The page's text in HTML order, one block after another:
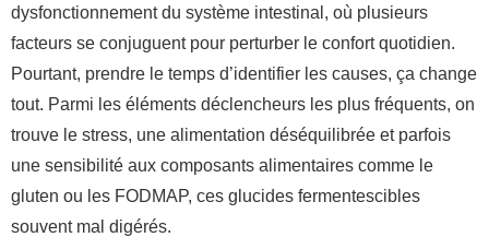
dysfonctionnement du système intestinal, où plusieurs
facteurs se conjuguent pour perturber le confort quotidien.
Pourtant, prendre le temps d’identifier les causes, ça change
tout. Parmi les éléments déclencheurs les plus fréquents, on
trouve le stress, une alimentation déséquilibrée et parfois
une sensibilité aux composants alimentaires comme le
gluten ou les FODMAP, ces glucides fermentescibles
souvent mal digérés.